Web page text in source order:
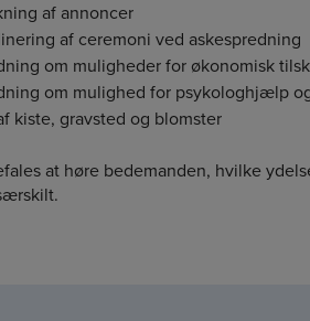
af annoncer
af ceremoni ved askespredning
om muligheder for økonomisk
om mulighed for psykologhjælp
kiste, gravsted og blomster
at høre bedemanden, hvilke